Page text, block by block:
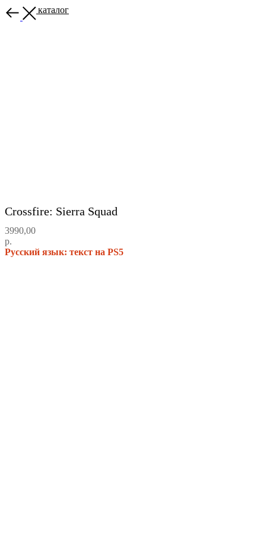
Назад в каталог
Crossfire: Sierra Squad
3990,00
р.
Русский язык: текст на PS5